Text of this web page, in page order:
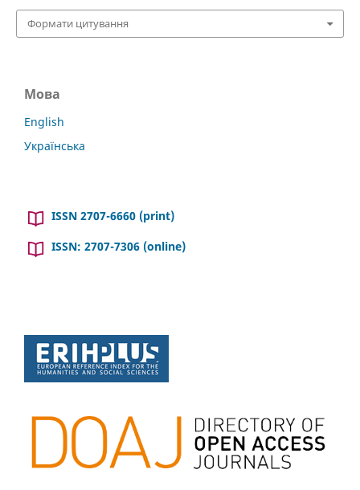
Формати цитування
Мова
English
Українська
ISSN 2707-6660 (print)
ISSN: 2707-7306 (online)